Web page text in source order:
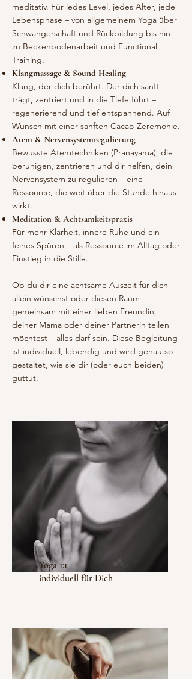
meditativ. Für jedes Level, jedes Alter, jede
Lebensphase – von allgemeinem Yoga über
Schwangerschaft und Rückbildung bis hin
zu Beckenbodenarbeit und Functional
Training.
Klangmassage & Sound Healing
Klang, der dich berührt. Der dich sanft
trägt, zentriert und in die Tiefe führt –
regenerierend und tief entspannend. Auf
Wunsch mit einer sanften Cacao-Zeremonie.
Atem & Nervensystemregulierung​
Bewusste Atemtechniken (Pranayama), die
beruhigen, zentrieren und dir helfen, dein
Nervensystem zu regulieren – eine
Ressource, die weit über die Stunde hinaus
wirkt.
Meditation & Achtsamkeitspraxis
Für mehr Klarheit, innere Ruhe und ein
feines Spüren – als Ressource im Alltag oder
Einstieg in die Stille.
Ob du dir eine achtsame Auszeit für dich
allein wünschst oder diesen Raum
gemeinsam mit einer lieben Freundin,
deiner Mama oder deiner Partnerin teilen
möchtest – alles darf sein. Diese Begleitung
ist individuell, lebendig und wird genau so
gestaltet, wie sie dir (oder euch beiden)
guttut.
Yoga 1:1
individuell für Dich